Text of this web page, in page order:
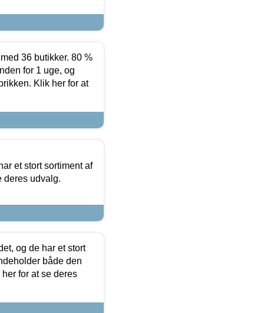
36 butikker. 80 %
for 1 uge, og
Klik her for at
et stort sortiment af
deres udvalg.
og de har et stort
både den
for at se deres